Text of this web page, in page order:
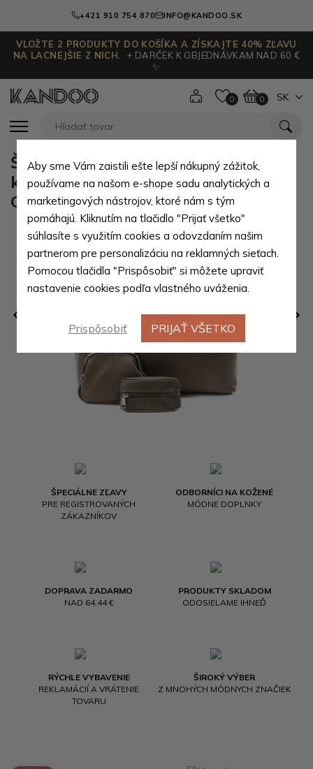
+421 910 754 870 INFO@KANDOO.SK
VLOŽTE 2 PRODUKTY DO KOŠÍKA A ZÍSKAJTE 40% ZĽAVU
NA LACNEJŠIE Z NICH.
+ DARČEK K OBJEDNÁVKAM NAD 60 €
✨
0 0 SK
ŠPECIÁLNE ZĽAVY
PRE REGISTROVANÝCH
ZÁKAZNÍKOV
ODBORNÍCI NA KOŽENÉ
MÓDNE DOPLNKY
DOPRAVA ZADARMO
NAD 64.44 €
PRODUKTY SKLADOM
ODOSIELAME IHNEĎ
RÝCHLE VYBAVENIE
REKLAMÁCIÍ A VRÁTENIE
TOVARU
ŠIROKÝ VÝBER
Z MNOHÝCH MÓDNYCH ZNAČIEK
Šedohnedá kožená sada dámskej
kabelky, peňaženky a kľúčenky
Cristina
Aby sme Vám zaistili ešte lepší nákupný zážitok,
používame na našom e-shope sadu analytických a
marketingových nástrojov, ktoré nám s tým
pomáhajú. Kliknutím na tlačidlo "Prijať všetko"
súhlasíte s využitím cookies a odovzdaním našim
partnerom pre personalizáciu na reklamných sieťach.
Pomocou tlačidla "Prispôsobiť" si môžete upraviť
nastavenie cookies podľa vlastného uváženia.
Prispôsobiť PRIJAŤ VŠETKO